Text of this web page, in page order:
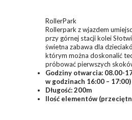
RollerPark
Rollerpark z wjazdem
przy górnej stacji kolei
świetna zabawa dla
którym można doskonalić
próbować pierwszych
Godziny otwarcia: 08.00-
w godzinach 16:00 – 17:00)
Długość: 200m
Ilość elementów